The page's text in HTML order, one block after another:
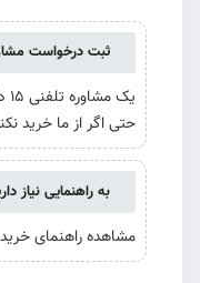
ثبت درخواست
حتی اگر از ما خرید
به راهنمایی نیاز
مشاهده راهنمای